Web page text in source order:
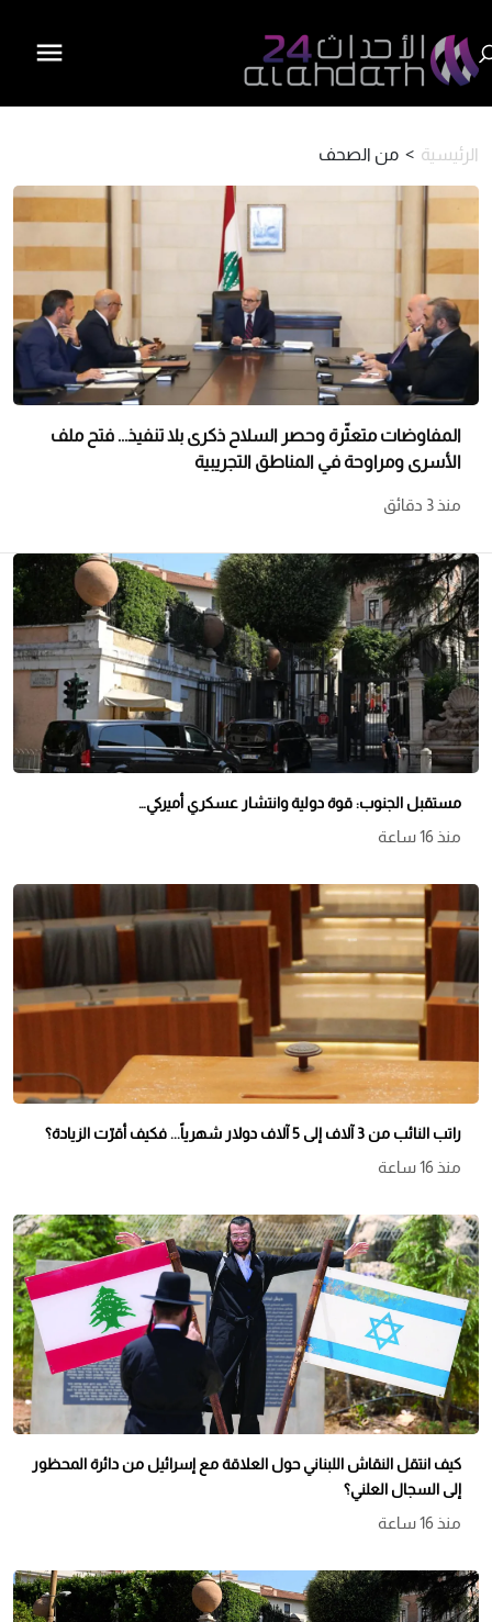
الرئيسية > من الصحف
المفاوضات متعثّرة وحصر السلاح ذكرى بلا تنفيذ... فتح ملف
الأسرى ومراوحة في المناطق التجريبية
منذ 3 دقائق
مستقبل الجنوب: قوة دولية وانتشار عسكري أميركي…
منذ 16 ساعة
راتب النائب من 3 آلاف إلى 5 آلاف دولار شهرياً... فكيف أقرّت الزيادة؟
منذ 16 ساعة
كيف انتقل النقاش اللبناني حول العلاقة مع إسرائيل من دائرة المحظور
إلى السجال العلني؟
منذ 16 ساعة